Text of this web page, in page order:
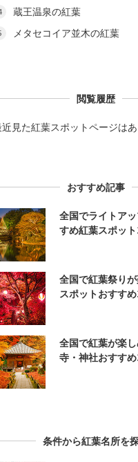
蔵王温泉の紅葉
メタセコイア並木の紅葉
閲覧履歴
見た紅葉スポットページはあ
おすすめ記事
全国でライトア
すめ紅葉スポッ
全国で紅葉祭り
スポットおすす
全国で紅葉が楽し
寺・神社おすす
条件から紅葉名所を